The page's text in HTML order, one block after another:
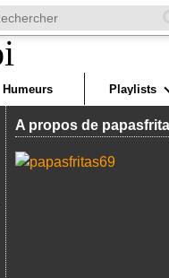
Humeurs Playlists
A propos de